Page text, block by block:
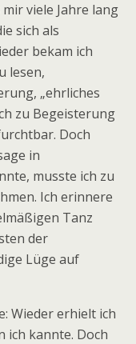
viele Jahre lang
sich als
bekam ich
lesen,
„ehrliches
zu Begeisterung
Doch
in
musste ich zu
Ich erinnere
Tanz
der
Lüge auf
Wieder erhielt ich
ich kannte. Doch